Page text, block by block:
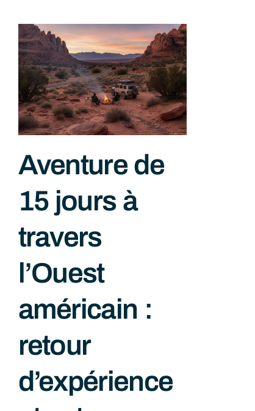
Aventure de
15 jours à
travers
l’Ouest
américain :
retour
d’expérience